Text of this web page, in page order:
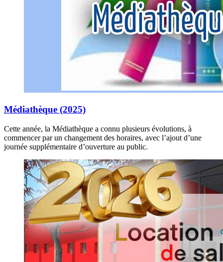
Médiathèque (2025)
Cette année, la Médiathèque a connu plusieurs évolutions, à
commencer par un changement des horaires, avec l’ajout d’une
journée supplémentaire d’ouverture au public.